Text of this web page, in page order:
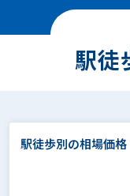
駅徒
駅徒歩別の相場価格